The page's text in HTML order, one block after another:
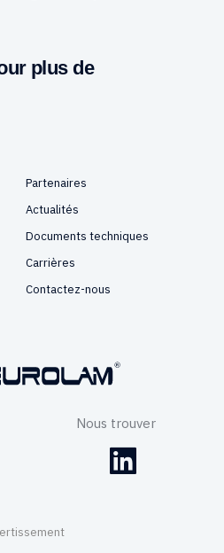
plus de
Partenaires
Actualités
Documents techniques
Carrières
Contactez-nous
Nous trouver